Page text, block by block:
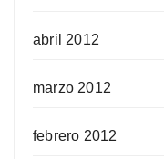
abril 2012
marzo 2012
febrero 2012